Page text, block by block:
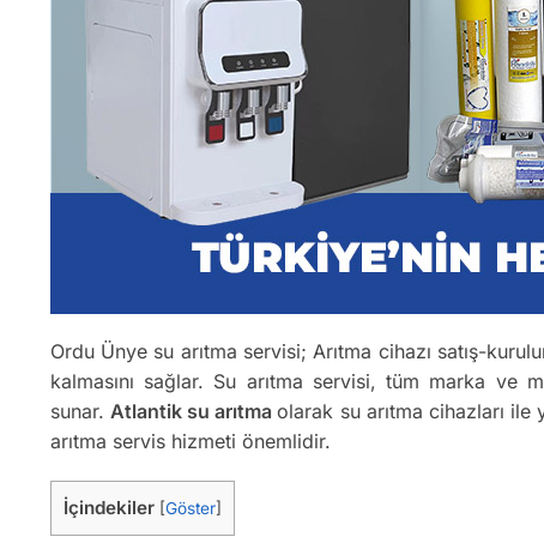
Ordu Ünye su arıtma servisi; Arıtma cihazı satış-
kalmasını sağlar. Su arıtma servisi, tüm marka
sunar.Atlantik su arıtmaolarak su arıtma cihazları
arıtma servis hizmeti önemlidir.
İçindekiler [Göster]